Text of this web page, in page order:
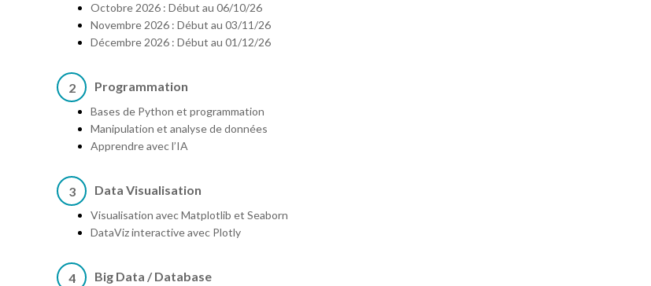
Octobre 2026 : Début au 06/10/26
Novembre 2026 : Début au 03/11/26
Décembre 2026 : Début au 01/12/26
2 Programmation
Bases de Python et programmation
Manipulation et analyse de données
Apprendre avec l’IA
3 Data Visualisation
Visualisation avec Matplotlib et Seaborn
DataViz interactive avec Plotly
4 Big Data / Database